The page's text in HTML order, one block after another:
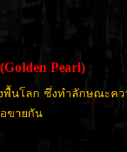
Pearl)
นโลก ซึ่งทำลักษณะคว
ขายกัน